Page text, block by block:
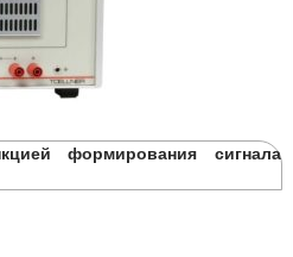
формирования сигнала